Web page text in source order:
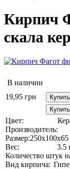
Кирпич
скала
В наличии
19,95 грн
Купить
Цвет:
Производитель:
Размер:
Вес:
3.5
Количество штук
Вид кирпича: